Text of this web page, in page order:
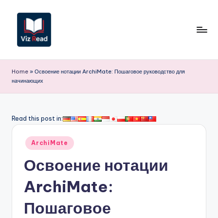
Перейти
содержимому
iz
R
a
si
Home » Освоение нотации ArchiMate: Пошаговое руководство для
начинающих
Read this post in:
Опубликовано
ArchiMate
Освоение нотации
ArchiMate:
Пошаговое